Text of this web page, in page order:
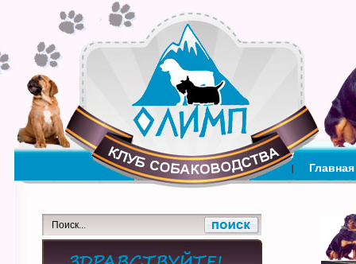
Главная